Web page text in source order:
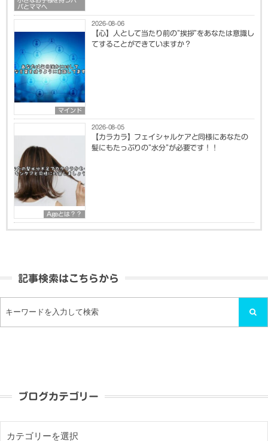
パとママへ
マインド
2026-08-06
【心】人として当たり前の”挨拶”をあなたは意識し
てすることができていますか？
Ageとは？？
2026-08-05
【カラカラ】フェイシャルケアと同様にあなたの
髪にもたっぷりの”水分”が必要です！！
記事検索はこちらから
ブログカテゴリー